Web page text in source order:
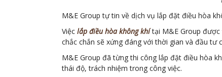
M&E Group tự tin về dịch vụ lắp đặt điều hòa
Việc lắp điều hòa không khítại M&E Group được
chắc chắn sẽ xứng đáng với thời gian và đầu tư
M&E Group đã từng thi công lắp đặt điều hòa
thái độ, trách nhiệm trong công việc.